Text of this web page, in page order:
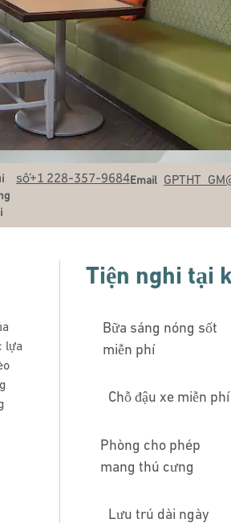
số+1 228-357-9684Email
Email GPTHT_GM
lựa
Tiện nghi tại
Bữa sáng nóng sốt
miễn phí
Chỗ đậu xe miễn phí
Phòng cho phép
mang thú cưng
Lưu trú dài ngày